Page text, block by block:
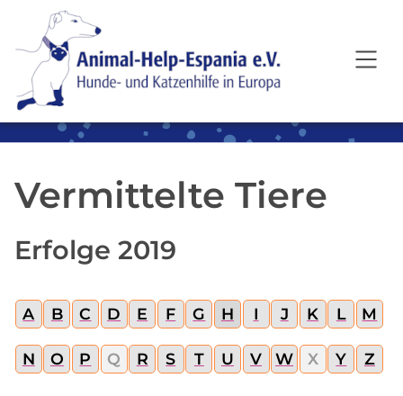
SKIP TO MAIN CONTENT
Vermittelte Tiere
Erfolge 2019
A B C D E F G H I J K L M
N O P Q R S T U V W X Y Z